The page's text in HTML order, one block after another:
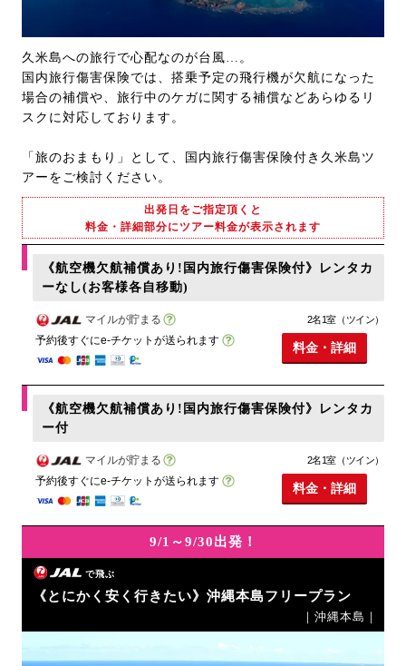
久米島への旅行で心配なのが台風…。
国内旅行傷害保険では、搭乗予定の飛行機が欠航になった
場合の補償や、旅行中のケガに関する補償などあらゆるリ
スクに対応しております。
「旅のおまもり」として、国内旅行傷害保険付き久米島ツ
アーをご検討ください。
出発日をご指定頂くと
料金・詳細部分にツアー料金が表示されます
《航空機欠航補償あり!国内旅行傷害保険付》レンタカ
ーなし(お客様各自移動)
マイルが貯まる
予約後すぐにe-チケットが送られます
2名1室（ツイン）
料金・詳細
《航空機欠航補償あり!国内旅行傷害保険付》レンタカ
ー付
マイルが貯まる
予約後すぐにe-チケットが送られます
2名1室（ツイン）
料金・詳細
9/1～9/30出発！
で飛ぶ
《とにかく安く行きたい》沖縄本島フリープラン
｜沖縄本島｜